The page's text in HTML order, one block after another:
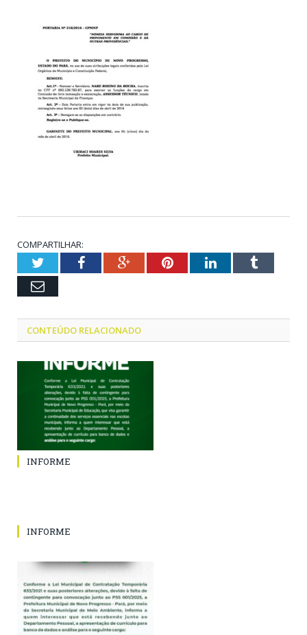
COMPARTILHAR:
TwitterFacebookGoogle+PinterestLinkedInTumblr
Email
CONTEÚDO RELACIONADO
INFORME
INFORME